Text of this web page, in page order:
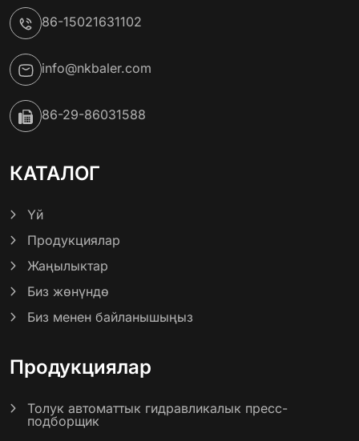
86-15021631102
info@nkbaler.com
86-29-86031588
КАТАЛОГ
Үй
Продукциялар
Жаңылыктар
Биз жөнүндө
Биз менен байланышыңыз
Продукциялар
Толук автоматтык гидравликалык пресс-
подборщик